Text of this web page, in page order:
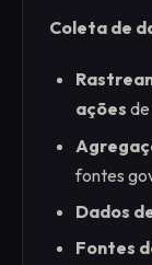
Coleta de
ações
fontes
Dados
Fontes